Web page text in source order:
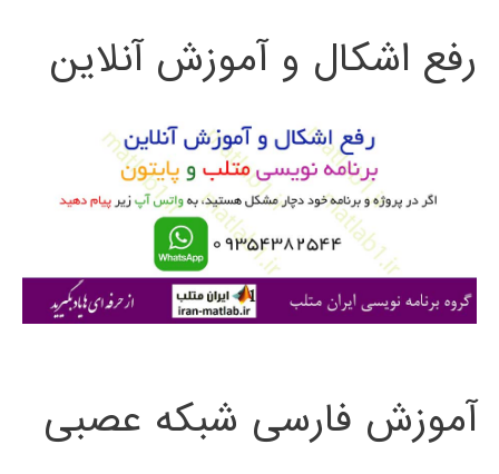
ج
ی
رفع اشکال و آموزش آنلاین
آموزش فارسی شبکه عصبی